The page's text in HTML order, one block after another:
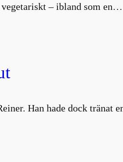
– ibland som en…
Han hade dock tränat